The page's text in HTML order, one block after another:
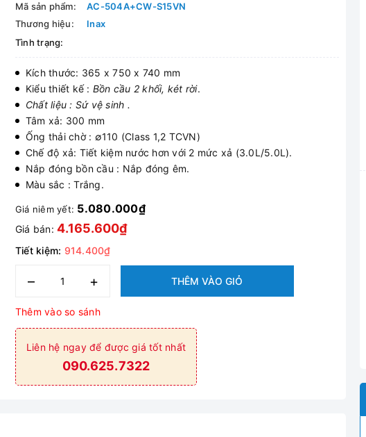
Mã sản phẩm:
AC-504A+CW-S15VN
Thương hiệu:
Inax
Tình trạng:
Kích thước: 365 x 750 x 740 mm
Kiểu thiết kế : Bồn cầu 2 khối, két rời.
Chất liệu : Sứ vệ sinh .
Tâm xả: 300 mm
Ống thải chờ : ∅110 (Class 1,2 TCVN)
Chế độ xả: Tiết kiệm nước hơn với 2 mức xả (3.0L/5.0L).
Nắp đóng bồn cầu : Nắp đóng êm.
Màu sắc : Trắng.
Giá niêm yết: 5.080.000₫
Giá bán:4.165.600₫
Tiết kiệm: 914.400₫
– + THÊM VÀO GIỎ
Thêm vào so sánh
Liên hệ ngay để được giá tốt nhất
090.625.7322